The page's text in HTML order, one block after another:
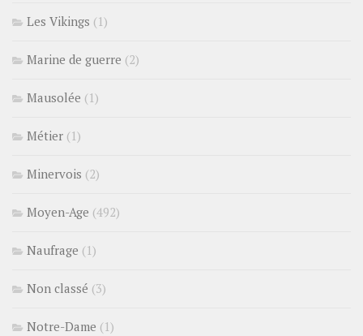
Les Vikings (1)
Marine de guerre (2)
Mausolée (1)
Métier (1)
Minervois (2)
Moyen-Age (492)
Naufrage (1)
Non classé (3)
Notre-Dame (1)